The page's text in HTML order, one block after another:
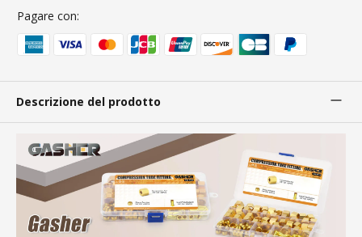
Pagare con:
Descrizione del prodotto